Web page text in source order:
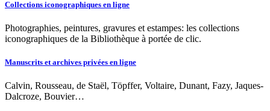
Collections iconographiques en ligne
Photographies, peintures, gravures et estampes: les collections
iconographiques de la Bibliothèque à portée de clic.
Manuscrits et archives privées en ligne
Calvin, Rousseau, de Staël, Töpffer, Voltaire, Dunant, Fazy, Jaques-
Dalcroze, Bouvier…